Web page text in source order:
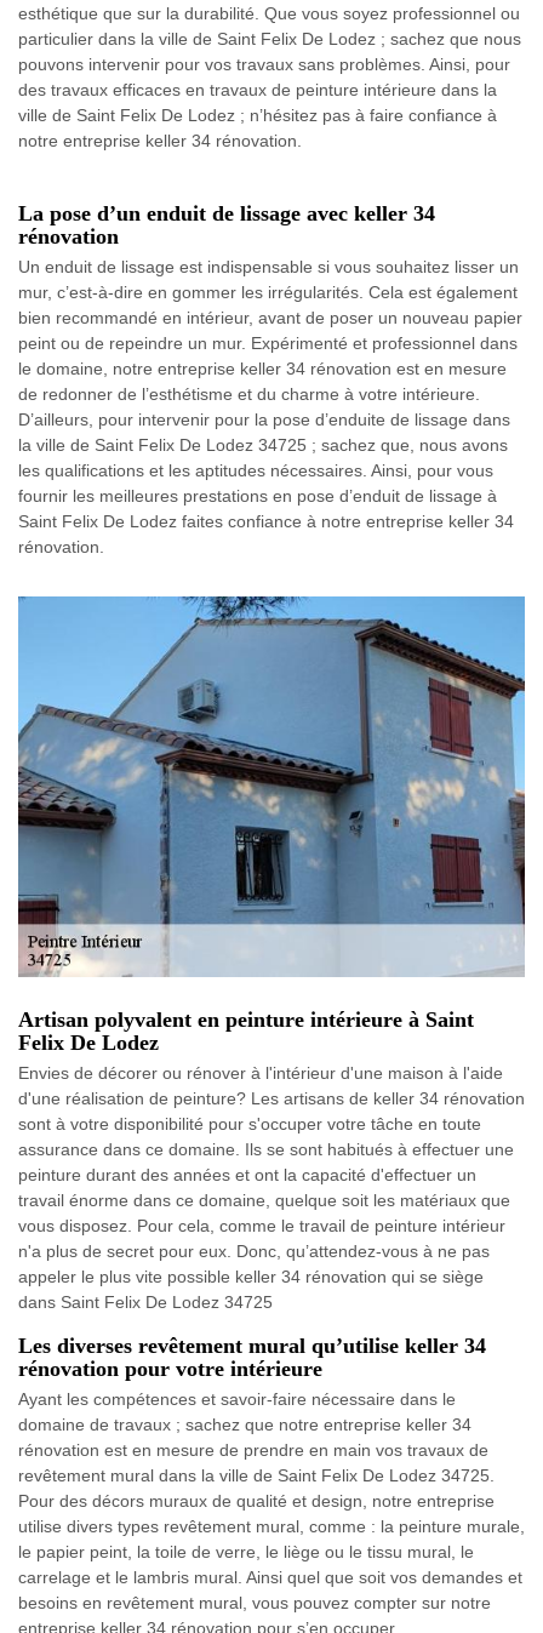
esthétique que sur la durabilité. Que vous soyez professionnel ou
particulier dans la ville de Saint Felix De Lodez ; sachez que nous
pouvons intervenir pour vos travaux sans problèmes. Ainsi, pour
des travaux efficaces en travaux de peinture intérieure dans la
ville de Saint Felix De Lodez ; n’hésitez pas à faire confiance à
notre entreprise keller 34 rénovation.
La pose d’un enduit de lissage avec keller 34
rénovation
Un enduit de lissage est indispensable si vous souhaitez lisser un
mur, c’est-à-dire en gommer les irrégularités. Cela est également
bien recommandé en intérieur, avant de poser un nouveau papier
peint ou de repeindre un mur. Expérimenté et professionnel dans
le domaine, notre entreprise keller 34 rénovation est en mesure
de redonner de l’esthétisme et du charme à votre intérieure.
D’ailleurs, pour intervenir pour la pose d’enduite de lissage dans
la ville de Saint Felix De Lodez 34725 ; sachez que, nous avons
les qualifications et les aptitudes nécessaires. Ainsi, pour vous
fournir les meilleures prestations en pose d’enduit de lissage à
Saint Felix De Lodez faites confiance à notre entreprise keller 34
rénovation.
Artisan polyvalent en peinture intérieure à Saint
Felix De Lodez
Envies de décorer ou rénover à l'intérieur d'une maison à l'aide
d'une réalisation de peinture? Les artisans de keller 34 rénovation
sont à votre disponibilité pour s'occuper votre tâche en toute
assurance dans ce domaine. Ils se sont habitués à effectuer une
peinture durant des années et ont la capacité d'effectuer un
travail énorme dans ce domaine, quelque soit les matériaux que
vous disposez. Pour cela, comme le travail de peinture intérieur
n'a plus de secret pour eux. Donc, qu’attendez-vous à ne pas
appeler le plus vite possible keller 34 rénovation qui se siège
dans Saint Felix De Lodez 34725
Les diverses revêtement mural qu’utilise keller 34
rénovation pour votre intérieure
Ayant les compétences et savoir-faire nécessaire dans le
domaine de travaux ; sachez que notre entreprise keller 34
rénovation est en mesure de prendre en main vos travaux de
revêtement mural dans la ville de Saint Felix De Lodez 34725.
Pour des décors muraux de qualité et design, notre entreprise
utilise divers types revêtement mural, comme : la peinture murale,
le papier peint, la toile de verre, le liège ou le tissu mural, le
carrelage et le lambris mural. Ainsi quel que soit vos demandes et
besoins en revêtement mural, vous pouvez compter sur notre
entreprise keller 34 rénovation pour s’en occuper.